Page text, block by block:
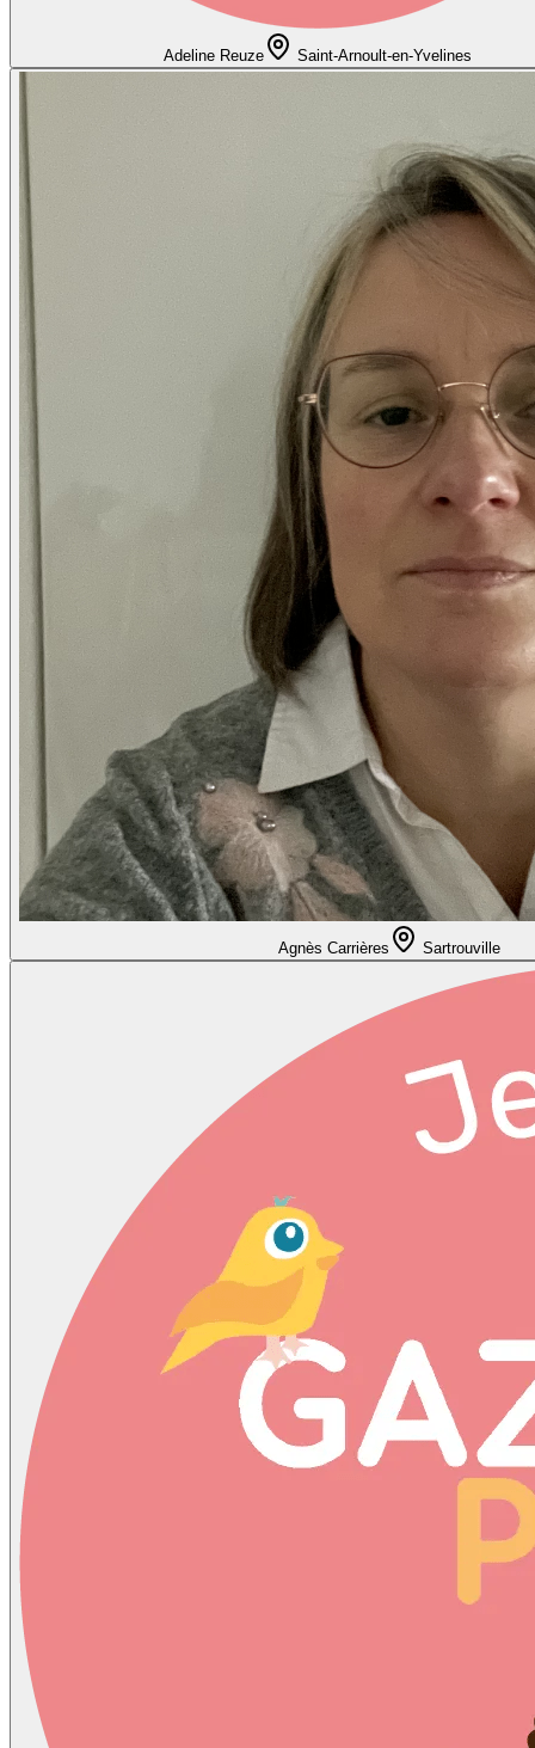
Adeline Reuze Saint-Arnoult-en-Yvelines
Agnès Carrières Sartrouville